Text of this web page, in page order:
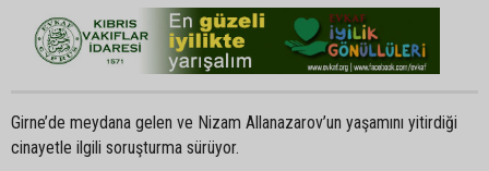
Girne’de meydana gelen ve Nizam Allanazarov’un yaşamını yitirdiği
cinayetle ilgili soruşturma sürüyor.